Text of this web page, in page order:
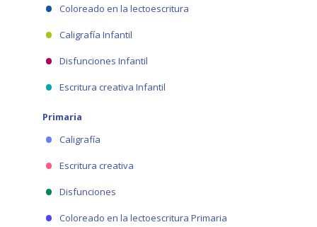
Coloreado en la lectoescritura
Caligrafía Infantil
Disfunciones Infantil
Escritura creativa Infantil
Primaria
Caligrafía
Escritura creativa
Disfunciones
Coloreado en la lectoescritura Primaria